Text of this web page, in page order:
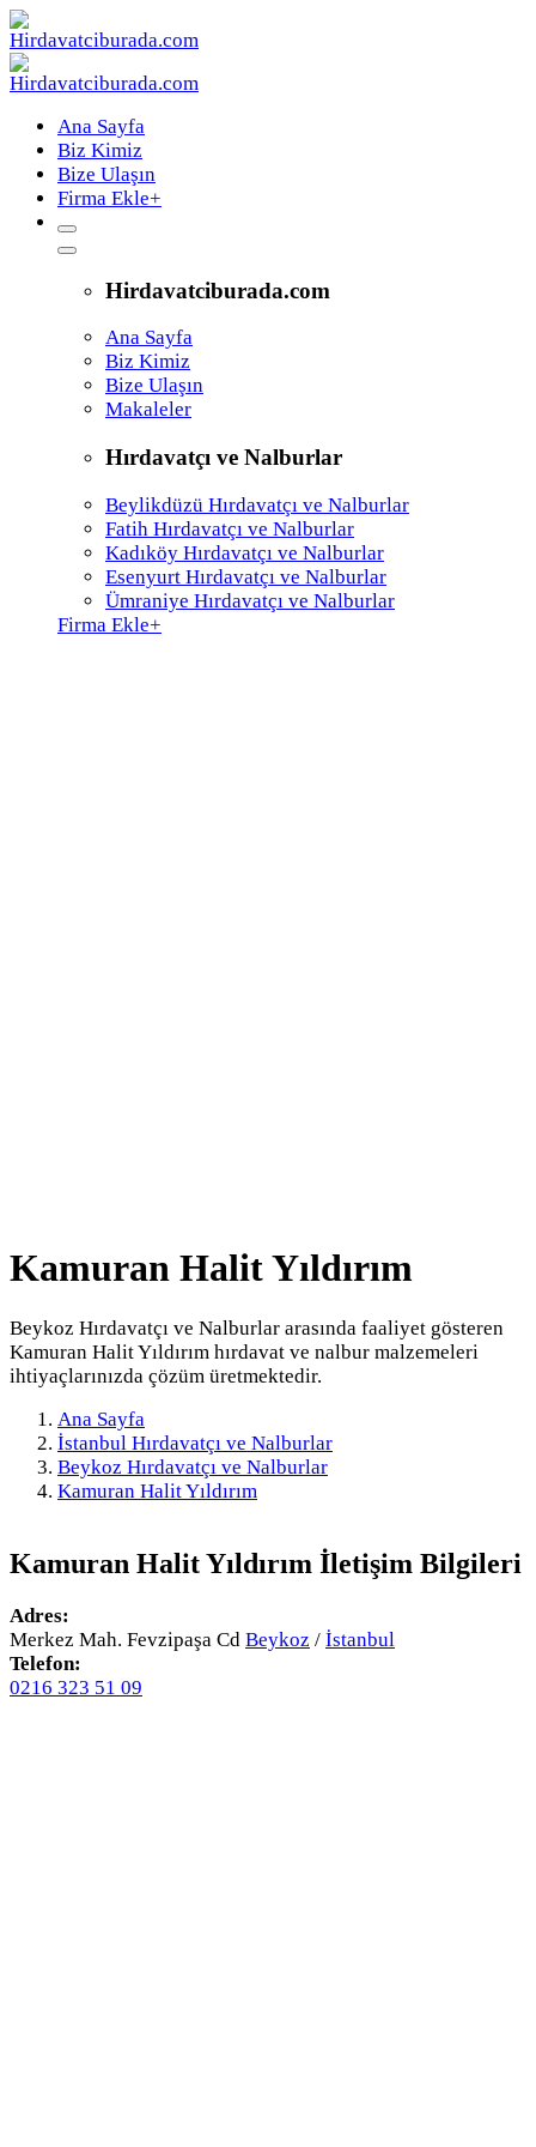
Ana Sayfa
Biz Kimiz
Bize Ulaşın
Firma Ekle+
Hirdavatciburada.com
Ana Sayfa
Biz Kimiz
Bize Ulaşın
Makaleler
Hırdavatçı ve Nalburlar
Beylikdüzü Hırdavatçı ve Nalburlar
Fatih Hırdavatçı ve Nalburlar
Kadıköy Hırdavatçı ve Nalburlar
Esenyurt Hırdavatçı ve Nalburlar
Ümraniye Hırdavatçı ve Nalburlar
Firma Ekle+
Kamuran Halit Yıldırım
Beykoz Hırdavatçı ve Nalburlar arasında faaliyet gösteren
Kamuran Halit Yıldırım hırdavat ve nalbur malzemeleri
ihtiyaçlarınızda çözüm üretmektedir.
Ana Sayfa
İstanbul Hırdavatçı ve Nalburlar
Beykoz Hırdavatçı ve Nalburlar
Kamuran Halit Yıldırım
Kamuran Halit Yıldırım İletişim Bilgileri
Adres:
Merkez Mah. Fevzipaşa Cd Beykoz / İstanbul
Telefon:
0216 323 51 09